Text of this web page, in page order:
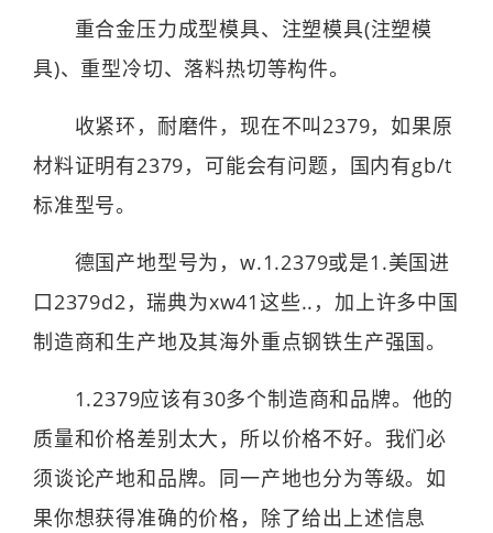
重合金压力成型模具、注塑模具(注塑模
具)、重型冷切、落料热切等构件。
收紧环，耐磨件，现在不叫2379，如果原
材料证明有2379，可能会有问题，国内有gb/t
标准型号。
德国产地型号为，w.1.2379或是1.美国进
口2379d2，瑞典为xw41这些..，加上许多中国
制造商和生产地及其海外重点钢铁生产强国。
1.2379应该有30多个制造商和品牌。他的
质量和价格差别太大，所以价格不好。我们必
须谈论产地和品牌。同一产地也分为等级。如
果你想获得准确的价格，除了给出上述信息